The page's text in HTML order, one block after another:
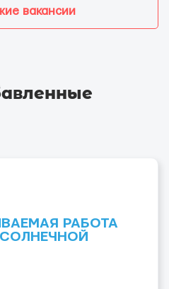
вакансии
РАБОТА